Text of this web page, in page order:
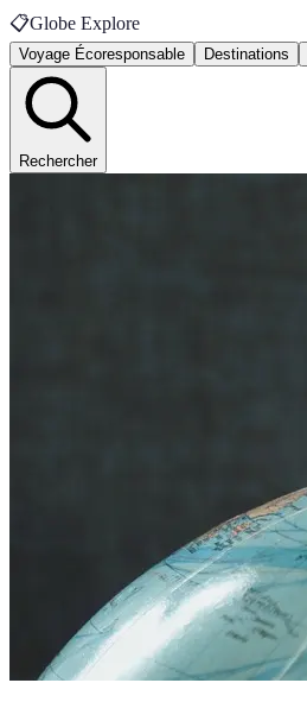
📋Globe Explore
Voyage Écoresponsable Destinations
Rechercher